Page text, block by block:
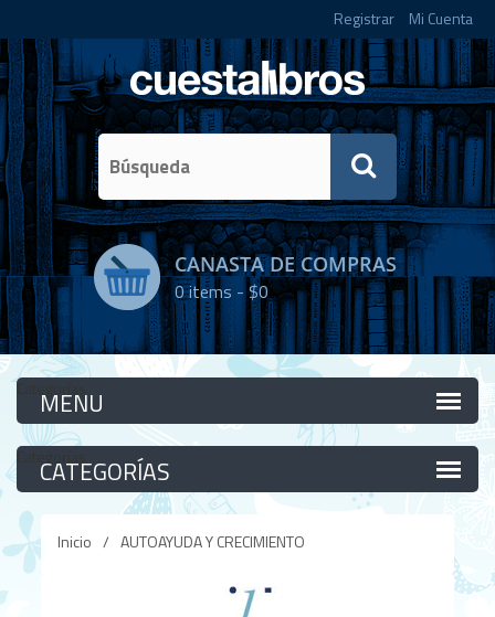
Registrar Mi Cuenta
CANASTA DE COMPRAS
0items -$0
Categorías
Categorías
Inicio / AUTOAYUDA Y CRECIMIENTO